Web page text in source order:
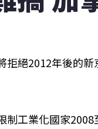
拒絕2012年後的
制工業化國家